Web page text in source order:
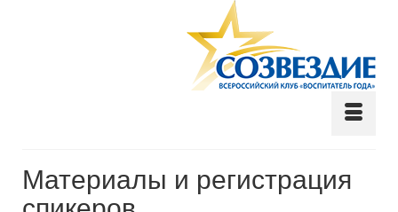
Материалы и регистрация